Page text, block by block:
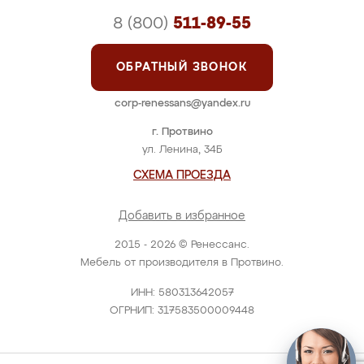
2015 - 2026 © Ренессанс.
Мебель от производителя в Протвино.
ИНН: 580313642057
ОГРНИП: 317583500009448
г. Протвино
ул. Ленина, 34Б
СХЕМА ПРОЕЗДА
Добавить в избранное
8 (800) 511-89-55
ОБРАТНЫЙ ЗВОНОК
corp-renessans@yandex.ru